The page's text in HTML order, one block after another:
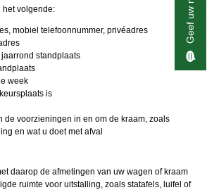
het volgende:
mobiel telefoonnummer, privéadres
standplaats
week
is
de voorzieningen in en om de kraam, zoals
en wat u doet met afval
daarop de afmetingen van uw wagen of kraam
ruimte voor uitstalling, zoals statafels, luifel of